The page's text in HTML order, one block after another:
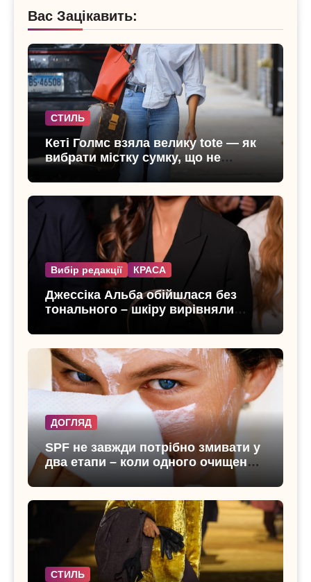
Вас Зацікавить:
СТИЛЬ
Кеті Голмс взяла велику tote — як
вибрати містку сумку, що не
виглядає громіздкою
Вибір редакції КРАСА
Джессіка Альба обійшлася без
тонального – шкіру вирівняли
ДОГЛЯД
SPF не завжди потрібно змивати у
два етапи – коли одного очищення
достатньо
СТИЛЬ